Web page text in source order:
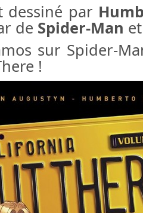
dessiné par
de Spider-Man
sur Spider-
!